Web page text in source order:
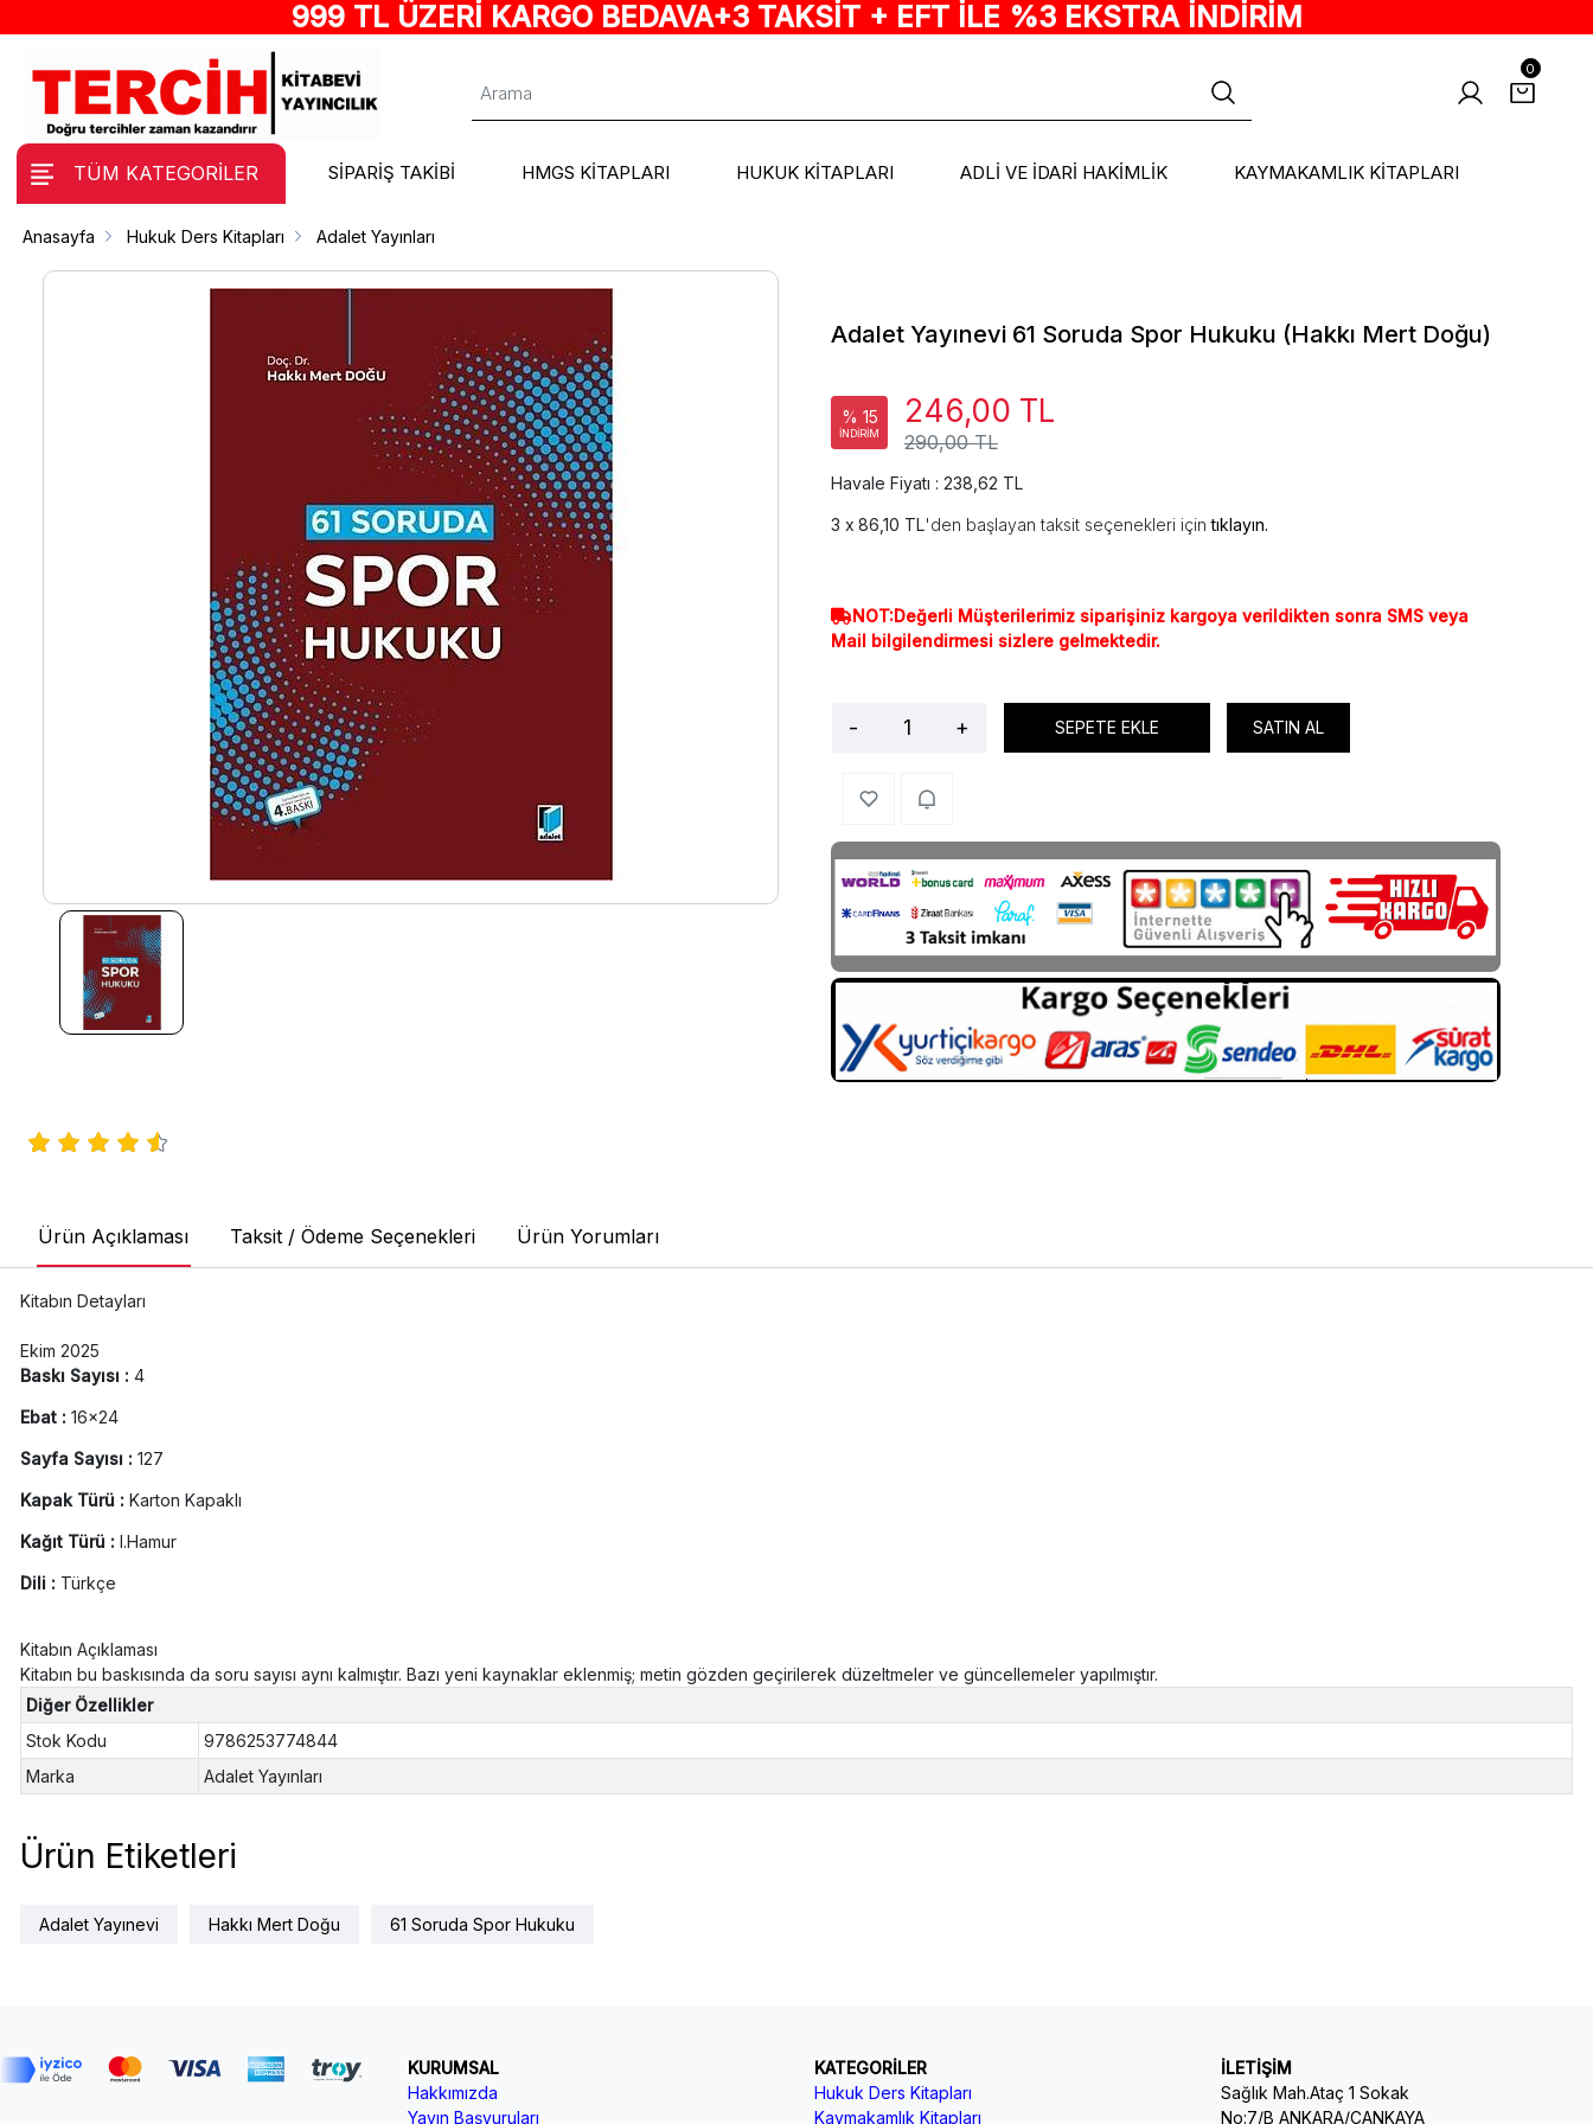
999 TL ÜZERİ KARGO BEDAVA+3 TAKSİT + EFT İLE %3 EKSTRA İNDİRİM
0
TÜM KATEGORİLER SİPARİŞ TAKİBİ HMGS KİTAPLARI HUKUK KİTAPLARI ADLİ VE İDARİ HAKİMLİK KAYMAKAMLIK KİTAPLARI
Anasayfa Hukuk Ders Kitapları Adalet Yayınları
Adalet Yayınevi 61 Soruda Spor Hukuku (Hakkı Mert Doğu)
% 15
İNDİRİM 290,00 TL
246,00 TL
Havale Fiyatı : 238,62 TL
86,10 TL'den başlayan taksit seçenekleri içintıklayın.
NOT:Değerli Müşterilerimiz siparişiniz kargoya verildikten sonra SMS veya
Mail bilgilendirmesi sizlere gelmektedir.
- + SEPETE EKLE SATIN AL
Ürün Açıklaması Taksit / Ödeme Seçenekleri Ürün Yorumları
Kitabın Detayları
Ekim 2025
Baskı Sayısı : 4
Ebat : 16x24
Sayfa Sayısı : 127
Kapak Türü : Karton Kapaklı
Kağıt Türü : I.Hamur
Dili : Türkçe
Kitabın Açıklaması
Kitabın bu baskısında da soru sayısı aynı kalmıştır. Bazı yeni kaynaklar eklenmiş; metin gözden geçirilerek düzeltmeler ve güncellemeler yapılmıştır.
Diğer Özellikler
Stok Kodu
9786253774844
Marka
Adalet Yayınları
Ürün Etiketleri
Adalet Yayınevi Hakkı Mert Doğu 61 Soruda Spor Hukuku
KURUMSAL
Hakkımızda
Yayın Başvuruları
KATEGORİLER
Hukuk Ders Kitapları
Kaymakamlık Kitapları
İLETİŞİM
Sağlık Mah.Ataç 1 Sokak
No:7/B ANKARA/ÇANKAYA